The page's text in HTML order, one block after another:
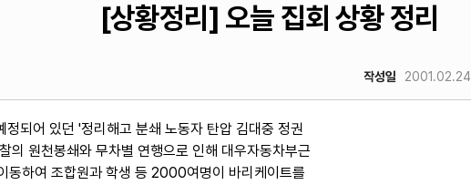
[상황정리] 오늘 집회 상황 정리
작성일 2001.02.24
되어 있던 '정리해고 분쇄 노동자 탄압 김대중 정권
의 원천봉쇄와 무차별 연행으로 인해 대우자동차부근
동하여 조합원과 학생 등 2000여명이 바리케이트를